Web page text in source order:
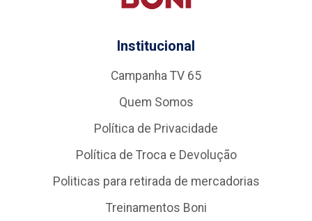
Institucional
Campanha TV 65
Quem Somos
Política de Privacidade
Política de Troca e Devolução
Politicas para retirada de mercadorias
Treinamentos Boni